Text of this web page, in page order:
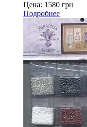
Цена: 1580 грн
Подробнее